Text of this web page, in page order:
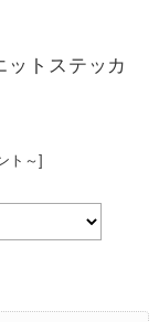
トステッカ
ト～]